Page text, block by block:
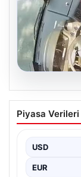
Yolcuya
yaşındaki
Erdoğan’ın…
Piyasa Verileri
USD
EUR